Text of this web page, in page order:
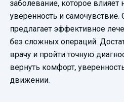
заболевание, которое влияет
уверенность и
предлагает эффективное
без сложных операций.
врачу и пройти точную
вернуть комфорт,
движении.